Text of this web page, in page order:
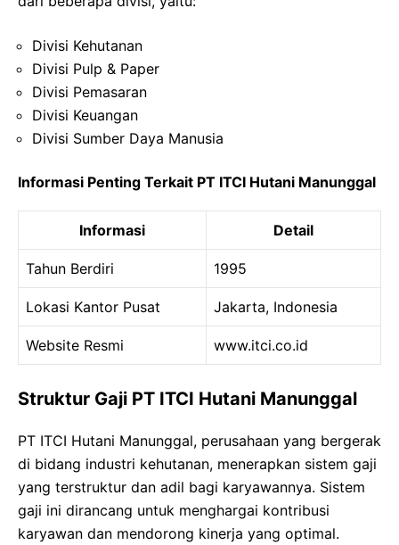
Divisi Kehutanan
Divisi Pulp & Paper
Divisi Pemasaran
Divisi Keuangan
Divisi Sumber Daya Manusia
Informasi Penting Terkait PT ITCI Hutani Manunggal
Informasi Detail
Tahun Berdiri 1995
Lokasi Kantor Pusat Jakarta, Indonesia
Website Resmi www.itci.co.id
Struktur Gaji PT ITCI Hutani Manunggal
PT ITCI Hutani Manunggal, perusahaan yang bergerak
di bidang industri kehutanan, menerapkan sistem gaji
yang terstruktur dan adil bagi karyawannya. Sistem
gaji ini dirancang untuk menghargai kontribusi
karyawan dan mendorong kinerja yang optimal.